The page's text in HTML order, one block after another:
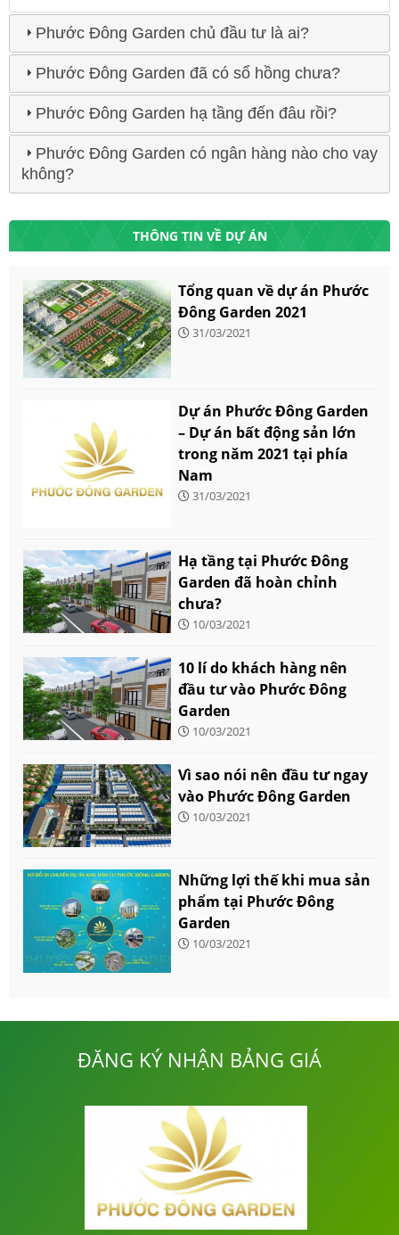
Phước Đông Garden chủ đầu tư là ai?
Phước Đông Garden đã có sổ hồng chưa?
Phước Đông Garden hạ tầng đến đâu rồi?
Phước Đông Garden có ngân hàng nào cho vay
không?
THÔNG TIN VỀ DỰ ÁN
Tổng quan về dự án Phước
Đông Garden 2021
31/03/2021
Dự án Phước Đông Garden
– Dự án bất động sản lớn
trong năm 2021 tại phía
Nam
31/03/2021
Hạ tầng tại Phước Đông
Garden đã hoàn chỉnh
chưa?
10/03/2021
10 lí do khách hàng nên
đầu tư vào Phước Đông
Garden
10/03/2021
Vì sao nói nên đầu tư ngay
vào Phước Đông Garden
10/03/2021
Những lợi thế khi mua sản
phẩm tại Phước Đông
Garden
10/03/2021
ĐĂNG KÝ NHẬN BẢNG GIÁ